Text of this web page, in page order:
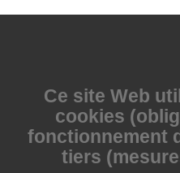
Ce site Web
cookies
fonctionnement
tiers